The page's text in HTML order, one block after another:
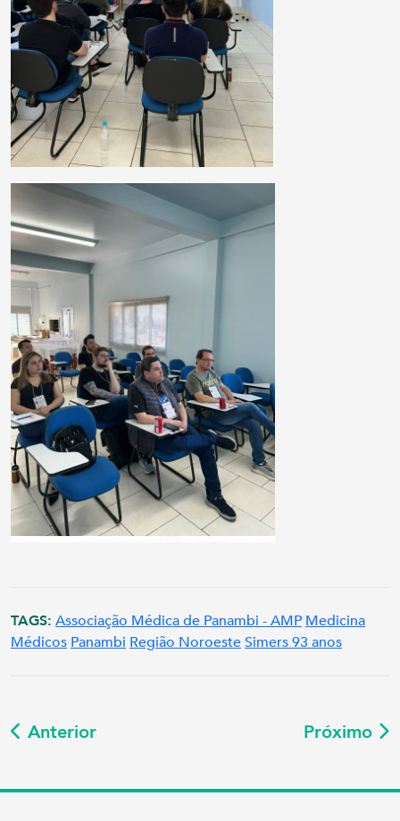
TAGS: Associação Médica de Panambi - AMP Medicina
Médicos Panambi Região NoroesteSimers 93 anos
Anterior Próximo